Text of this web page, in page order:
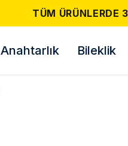
TÜM ÜRÜNLERDE
Anahtarlık Bileklik